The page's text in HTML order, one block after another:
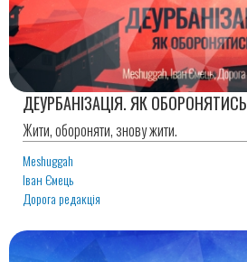
ДЕУРБАНІЗАЦІЯ. ЯК ОБОРОНЯТИСЬ
Жити, обороняти, знову жити.
Meshuggah
Іван Ємець
Дорога редакція